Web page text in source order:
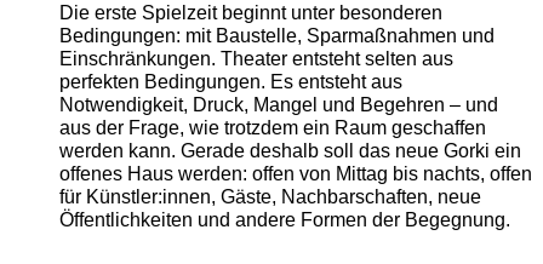
Die erste Spielzeit beginnt unter besonderen
Bedingungen: mit Baustelle, Sparmaßnahmen und
Einschränkungen. Theater entsteht selten aus
perfekten Bedingungen. Es entsteht aus
Notwendigkeit, Druck, Mangel und Begehren – und
aus der Frage, wie trotzdem ein Raum geschaffen
werden kann. Gerade deshalb soll das neue Gorki ein
offenes Haus werden: offen von Mittag bis nachts, offen
für Künstler:innen, Gäste, Nachbarschaften, neue
Öffentlichkeiten und andere Formen der Begegnung.